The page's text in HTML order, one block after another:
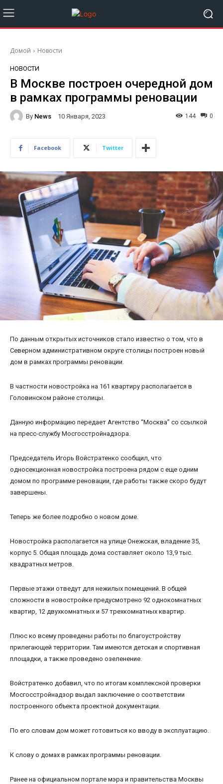
Домой Новости
НОВОСТИ
В Москве построен очередной дом
в рамках программы реновации
By News 10 Января, 2023 0
144
Facebook Twitter
По данным открытых источников стало известно о том, что в
Северном административном округе столицы построен новый
дом в рамках программы реновации.
В частности новостройка на 161 квартиру располагается в
Головинском районе столицы.
Данную информацию передает Агентство “Москва” со ссылкой
на пресс-службу Мосгосстройнадзора.
Председатель Игорь Войстратенко сообщил, что
односекционная новостройка построена рядом с еще одним
домом по программе реновации, где работы также скоро будут
завершены.
Теперь же более подробно о новом доме.
Новостройка располагается на улице Онежская, владение 35,
корпус 5. Общая площадь дома составляет около 13,9 тыс.
квадратных метров.
Первые этажи отведут для нежилых помещений. В общей
сложности в новостройке предусмотрено 92 однокомнатных
квартир, 12 двухкомнатных и 57 трехкомнатных квартир.
Плюс ко всему проведены работы по благоустройству
прилегающей территории. Там имеются детская и спортивная
площадки, а также проведено озеленение.
Войстратенко добавил, что по итогам комплексной проверки
Мосгосстройнадзор выдал заключение о соответствии
построенного объекта проектной документации.
По его словам дом может готовиться ко вводу в эксплуатацию.
К слову о домах в рамках программы реновации.
Ранее на официальном портале мэра и правительства Москвы